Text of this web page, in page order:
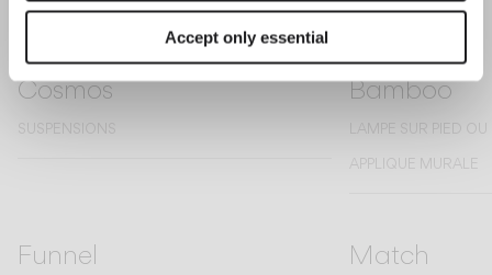
Accept only essential
Cosmos
SUSPENSIONS
Bamboo
LAMPE SUR PIED
APPLIQUE MURALE
Funnel Match